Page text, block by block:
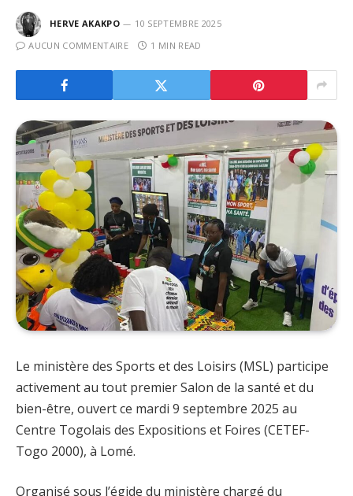
HERVE AKAKPO
10 SEPTEMBRE 2025
AUCUN COMMENTAIRE
1 MIN READ
Le ministère des Sports et des Loisirs (MSL) participe
activement au tout premier Salon de la santé et du
bien-être, ouvert ce mardi 9 septembre 2025 au
Centre Togolais des Expositions et Foires (CETEF-
Togo 2000), à Lomé.
Organisé sous l’égide du ministère chargé du